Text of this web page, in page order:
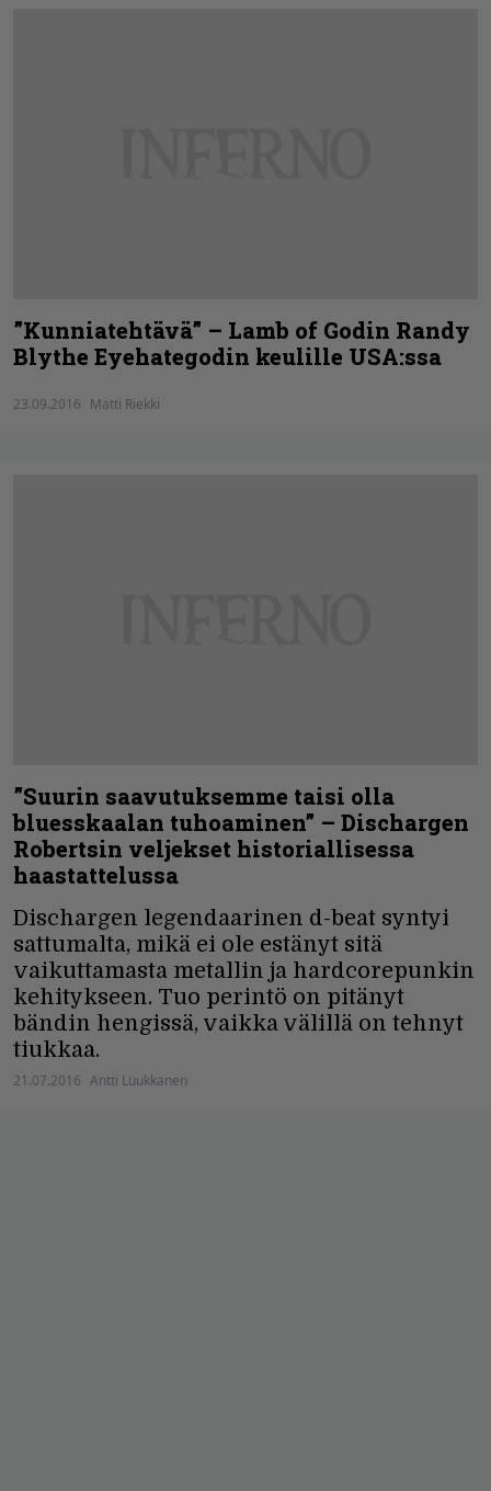
”Kunniatehtävä” – Lamb of Godin Randy
Blythe Eyehategodin keulille USA:ssa
23.09.2016 Matti Riekki
”Suurin saavutuksemme taisi olla
bluesskaalan tuhoaminen” – Dischargen
Robertsin veljekset historiallisessa
haastattelussa
Dischargen legendaarinen d-beat syntyi
sattumalta, mikä ei ole estänyt sitä
vaikuttamasta metallin ja hardcorepunkin
kehitykseen. Tuo perintö on pitänyt
bändin hengissä, vaikka välillä on tehnyt
tiukkaa.
21.07.2016 Antti Luukkanen